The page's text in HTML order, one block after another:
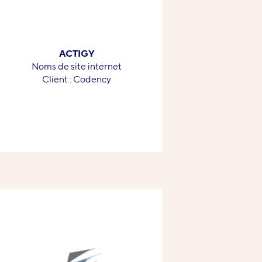
ACTIGY
-
Noms de site internet
-
Client : Codency